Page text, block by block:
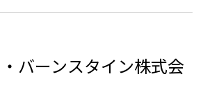
バーンスタイン株式会